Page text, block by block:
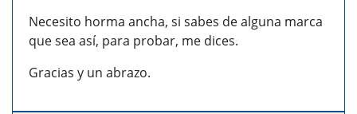
Necesito horma ancha, si sabes de alguna marca
que sea así, para probar, me dices.
Gracias y un abrazo.